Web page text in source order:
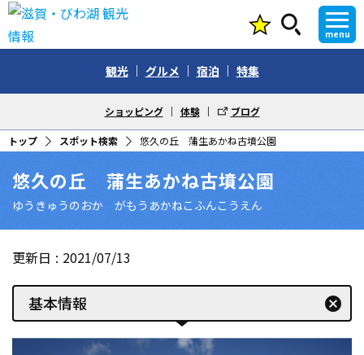
menu
観光 グルメ 宿泊 特集
ショッピング 体験 ブログ
トップ スポット検索 悠久の丘 蒲生あかね古墳公園
悠久の丘 蒲生あかね古墳公園
ゆうきゅうのおか がもうあかねこふんこうえん
更新日 2021/07/13
基本情報 cancel